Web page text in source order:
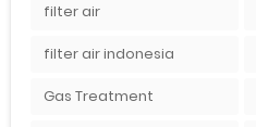
filter air
filter air indonesia
Gas Treatment